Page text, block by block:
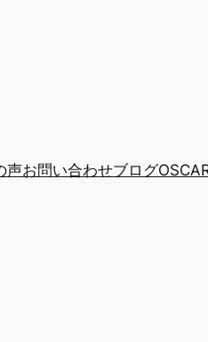
声お問い合わせブログ